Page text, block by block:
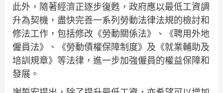
此外，隨著經濟正逐步復甦，政府應以最低工資調
升為契機，盡快完善一系列勞動法律法規的檢討和
修法工作，包括修改《勞動關係法》、《聘用外地
僱員法》、《勞動債權保障制度》及《就業輔助及
培訓規章》等法律，進一步加強僱員的權益保障和
發展。